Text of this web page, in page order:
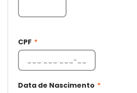
CPF *
Data de Nascimento *